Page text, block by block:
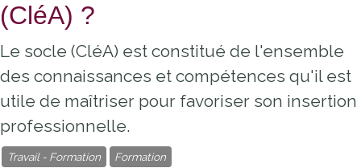
(CléA) ?
Le socle (CléA) est constitué de l'ensemble
des connaissances et compétences qu'il est
utile de maîtriser pour favoriser son insertion
professionnelle.
Travail - Formation Formation